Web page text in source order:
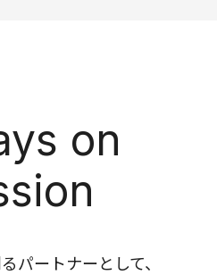
on
パートナーとして、